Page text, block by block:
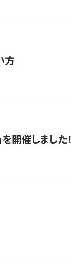
方
開催しました！